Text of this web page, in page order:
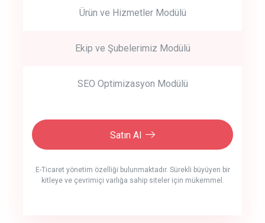
Ürün ve Hizmetler Modülü
Ekip ve Şubelerimiz Modülü
SEO Optimizasyon Modülü
Satın Al
E-Ticaret yönetim özelliği bulunmaktadır. Sürekli büyüyen bir
kitleye ve çevrimiçi varlığa sahip siteler için mükemmel.